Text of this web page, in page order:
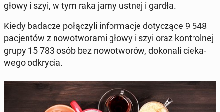
głowy i szyi, w tym raka jamy ustnej i gardła.
Kiedy badacze po­łą­czy­li in­for­ma­cje do­ty­czą­ce 9 548
pa­cjen­tów z no­wo­two­ra­mi głowy i szyi oraz kon­tro­l­nej
grupy 15 783 osób bez no­wo­two­rów, do­ko­na­li cie­ka­
we­go od­kry­cia.